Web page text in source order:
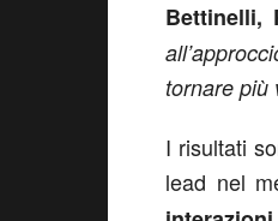
Bettinelli,
tornare più
I risultati
lead nel